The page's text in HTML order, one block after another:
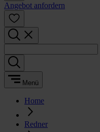
Angebot anfordern
Menü
Home
Redner